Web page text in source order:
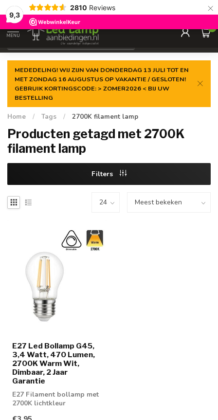
9,3
2810 Reviews ×
Gegarandeerde delaagste prijs
MENU
0
MEDEDELING! WIJ ZIJN VAN DONDERDAG 13 JULI TOT EN
MET ZONDAG 16 AUGUSTUS OP VAKANTIE / GESLOTEN!
GEBRUIK KORTINGSCODE: > ZOMER2026 < BIJ UW
BESTELLING
Home / Tags / 2700K filament lamp
Producten getagd met 2700K
filament lamp
Filters
E27 Led Bollamp G45,
3,4 Watt, 470 Lumen,
2700K Warm Wit,
Dimbaar, 2 Jaar
Garantie
E27 Filament bollamp met
2700K lichtkleur